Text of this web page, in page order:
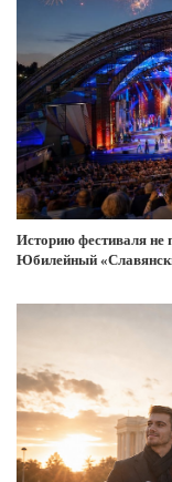
Историю фестиваля не
Юбилейный